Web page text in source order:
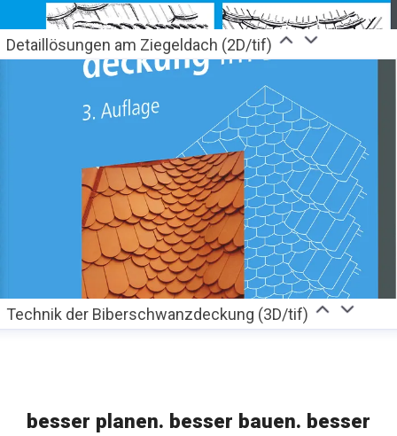
Detaillösungen am Ziegeldach (2D/tif)
Technik der Biberschwanzdeckung (3D/tif)
besser planen. besser bauen. besser